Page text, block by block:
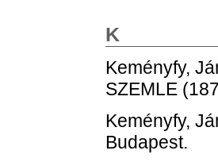
K
Keményfy,
SZEMLE
Keményfy,
Budapest.